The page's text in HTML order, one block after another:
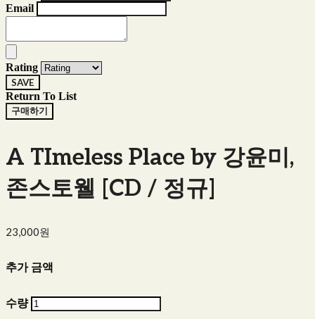
Email
Rating
SAVE
Return To List
구매하기
A TImeless Place by 강윤미,
존스토웰 [CD / 정규]
23,000원
추가 금액
수량